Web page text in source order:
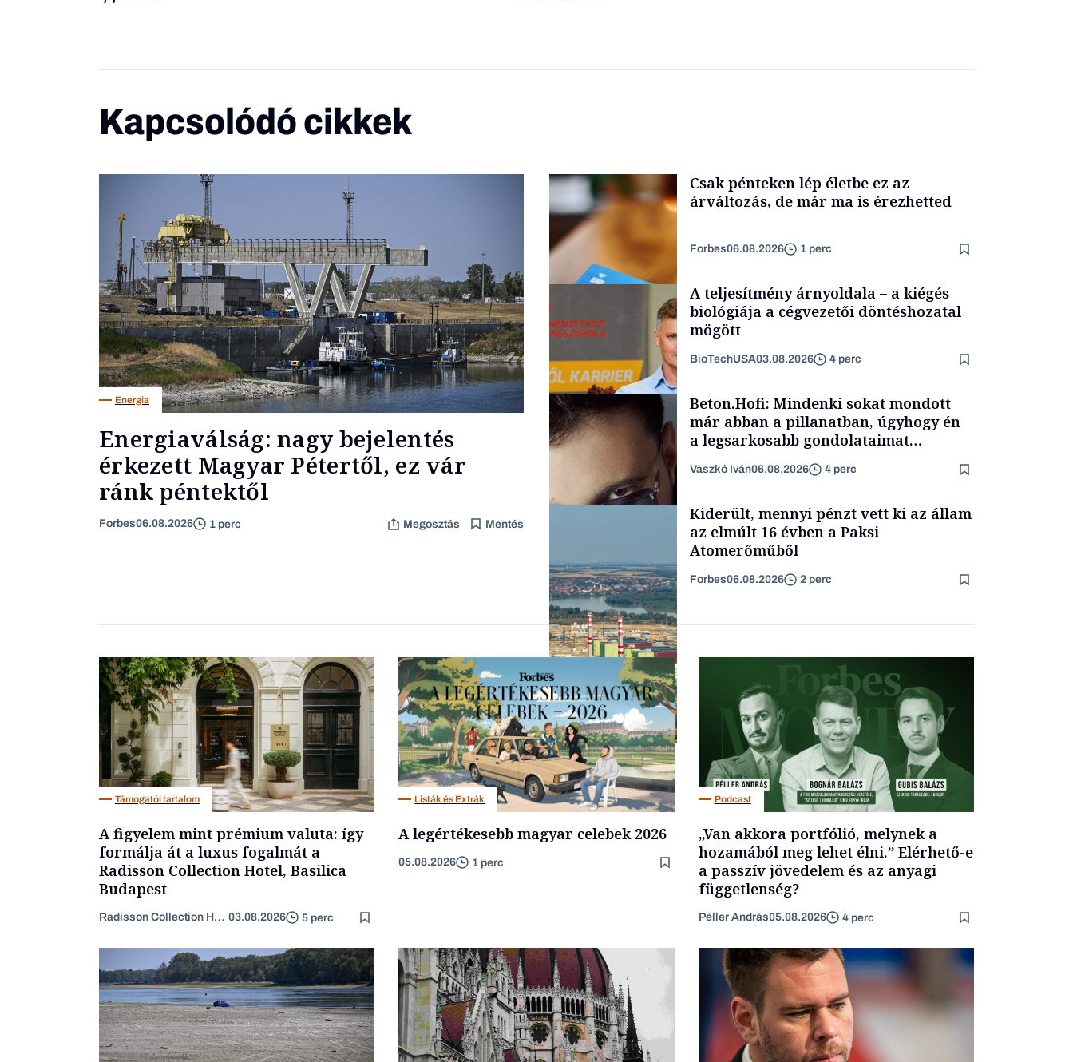
Kapcsolódó cikkek
Energia
Energiaválság: nagy bejelentés
érkezett Magyar Pétertől, ez vár
ránk péntektől
Forbes06.08.2026 1 perc Megosztás Mentés
Csak pénteken lép életbe ez az
árváltozás, de már ma is érezhetted
Forbes06.08.2026 1 perc
A teljesítmény árnyoldala – a kiégés
biológiája a cégvezetői döntéshozatal
mögött
BioTechUSA03.08.2026 4 perc
Forbes-sztori
Beton.Hofi: Mindenki sokat mondott
már abban a pillanatban, úgyhogy én
a legsarkosabb gondolataimat
akartam kimondani
Vaszkó Iván06.08.2026 4 perc
Energia
Kiderült, mennyi pénzt vett ki az állam
az elmúlt 16 évben a Paksi
Atomerőműből
Forbes06.08.2026 2 perc
Támogatói tartalom
A figyelem mint prémium valuta: így
formálja át a luxus fogalmát a
Radisson Collection Hotel, Basilica
Budapest
Radisson Collection Hotel 03.08.2026 5 perc
Listák és Extrák
A legértékesebb magyar celebek 2026
05.08.2026 1 perc
Podcast
„Van akkora portfólió, melynek a
hozamából meg lehet élni.” Elérhető-e
a passzív jövedelem és az anyagi
függetlenség?
Péller András05.08.2026 4 perc